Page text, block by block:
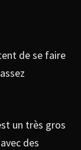
de se faire
un très gros
des